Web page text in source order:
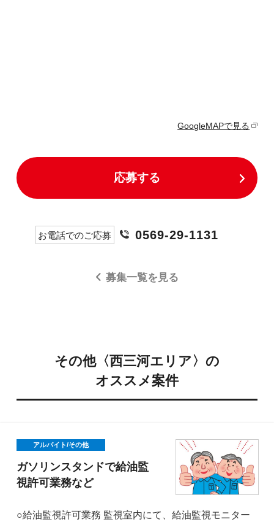
GoogleMAPで見る
応募する
お電話でのご応募 0569-29-1131
募集一覧を見る
その他〈西三河エリア〉の
オススメ案件
アルバイト/その他
ガソリンスタンドで給油監
視許可業務など
○給油監視許可業務 監視室内にて、給油監視モニター